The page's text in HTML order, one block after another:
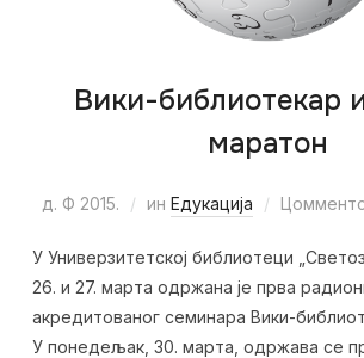
Вики-библиотекар
маратон
д. Ф 2015. ин Едукација
У Универзитетској библиотеци
26. и 27. марта одржана је прва
акредитованог семинара Вики-
У понедељак, 30. марта, одржава се